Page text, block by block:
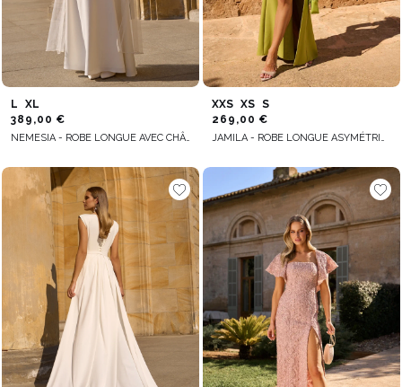
L
XL
389,00 €
NEMESIA - ROBE LONGUE AVEC CHÂLE AMOVIBLE
XXS XS S
269,00 €
JAMILA - ROBE LONGUE ASYMÉTRIQUE AVEC PLUMES